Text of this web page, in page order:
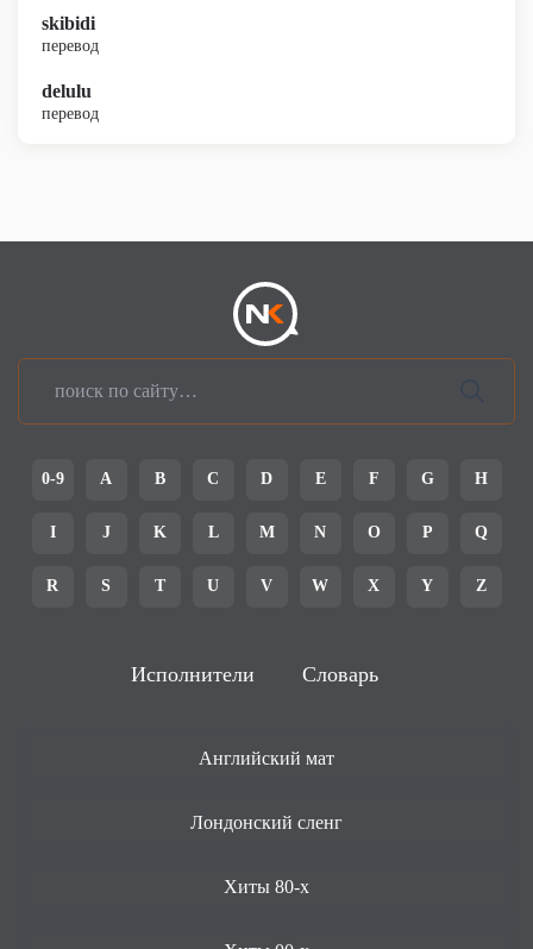
skibidi
перевод
delulu
перевод
0-9 A B C D E F G H
I J K L M N O P Q
R S T U V W X Y Z
Исполнители Словарь
Английский мат
Лондонский сленг
Хиты 80-х